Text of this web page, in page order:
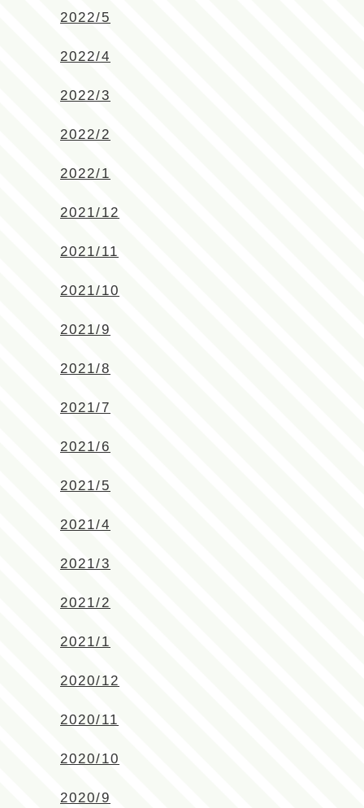
2022/5
2022/4
2022/3
2022/2
2022/1
2021/12
2021/11
2021/10
2021/9
2021/8
2021/7
2021/6
2021/5
2021/4
2021/3
2021/2
2021/1
2020/12
2020/11
2020/10
2020/9